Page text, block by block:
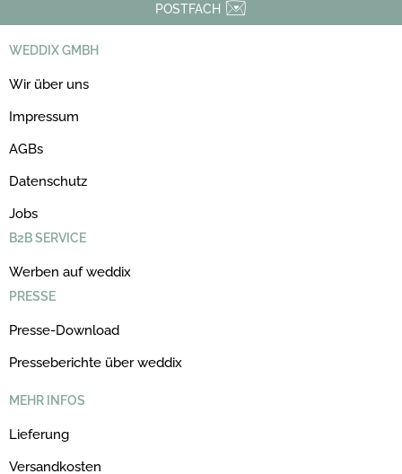
POSTFACH
WEDDIX GMBH
Wir über uns
Impressum
AGBs
Datenschutz
Jobs
B2B SERVICE
Werben auf weddix
PRESSE
Presse-Download
Presseberichte über weddix
MEHR INFOS
Lieferung
Versandkosten